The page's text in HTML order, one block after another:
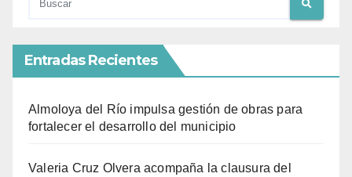
Entradas Recientes
Almoloya del Río impulsa gestión de obras para
fortalecer el desarrollo del municipio
Valeria Cruz Olvera acompaña la clausura del